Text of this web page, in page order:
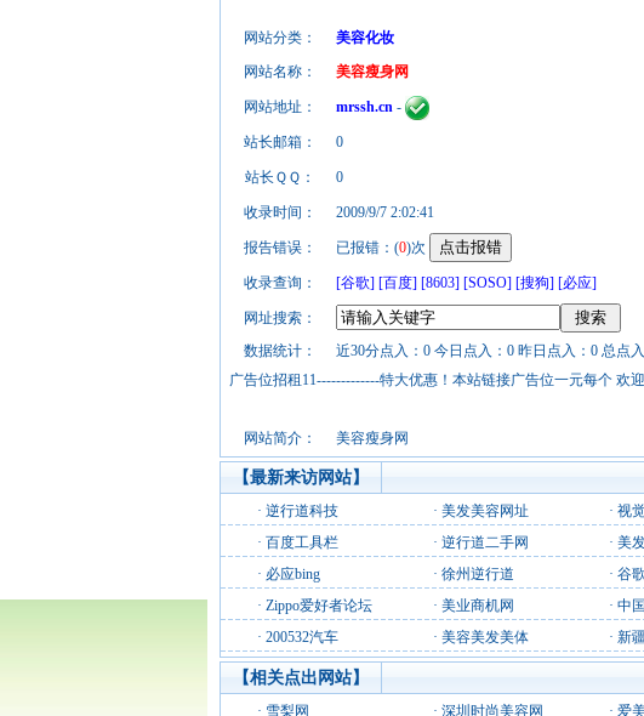
网站分类：
美容化妆
网站名称： 美容瘦身网
网站地址： mrssh.cn -
站长邮箱： 0
站长ＱＱ： 0
收录时间： 2009/9/7 2:02:41
报告错误： 已报错：(0)次
收录查询： [谷歌] [百度] [8603] [SOSO] [搜狗] [必应]
网址搜索：
数据统计：
近30分点入：0 今日点入：0 昨日点入：0 总点
广告位招租11-------------特大优惠！本站链接广告位一元每个 欢
网站简介：
美容瘦身网
【最新来访网站】
· 逆行道科技 · 美发美容网址 · 视
· 百度工具栏 · 逆行道二手网 · 美
· 必应bing · 徐州逆行道 · 谷
· Zippo爱好者论坛 · 美业商机网 · 中
· 200532汽车 · 美容美发美体 · 新
【相关点出网站】
· 雪梨网 · 深圳时尚美容网 · 爱